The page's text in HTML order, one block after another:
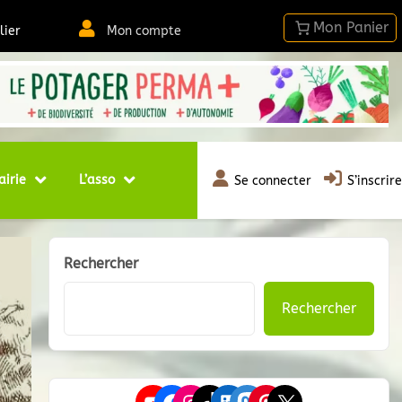
Mon compte
L’asso Se connecter S’inscrire
Rechercher
Rechercher